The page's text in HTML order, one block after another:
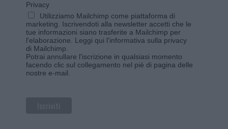
Privacy
Utilizziamo Mailchimp come piattaforma di
marketing. Iscrivendoti alla newsletter accetti che le
tue informazioni siano trasferite a Mailchimp per
l'elaborazione. Leggi qui l'informativa sulla privacy
di Mailchimp.
Potrai annullare l'iscrizione in qualsiasi momento
facendo clic sul collegamento nel piè di pagina delle
nostre e-mail.